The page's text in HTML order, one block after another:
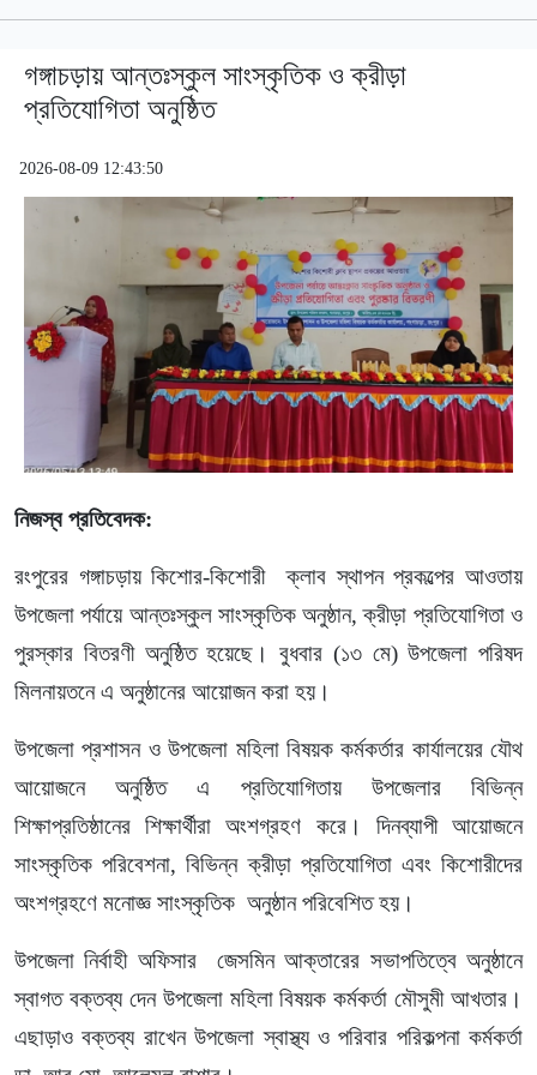
গঙ্গাচড়ায় আন্তঃস্কুল সাংস্কৃতিক ও ক্রীড়া
প্রতিযোগিতা অনুষ্ঠিত
2026-08-09 12:43:50
নিজস্ব প্রতিবেদক:
রংপুরের গঙ্গাচড়ায় কিশোর-কিশোরী ক্লাব স্থাপন প্রকল্পের আওতায়
উপজেলা পর্যায়ে আন্তঃস্কুল সাংস্কৃতিক অনুষ্ঠান, ক্রীড়া প্রতিযোগিতা ও
পুরস্কার বিতরণী অনুষ্ঠিত হয়েছে। বুধবার (১৩ মে) উপজেলা পরিষদ
মিলনায়তনে এ অনুষ্ঠানের আয়োজন করা হয়।
উপজেলা প্রশাসন ও উপজেলা মহিলা বিষয়ক কর্মকর্তার কার্যালয়ের যৌথ
আয়োজনে অনুষ্ঠিত এ প্রতিযোগিতায় উপজেলার বিভিন্ন
শিক্ষাপ্রতিষ্ঠানের শিক্ষার্থীরা অংশগ্রহণ করে। দিনব্যাপী আয়োজনে
সাংস্কৃতিক পরিবেশনা, বিভিন্ন ক্রীড়া প্রতিযোগিতা এবং কিশোরীদের
অংশগ্রহণে মনোজ্ঞ সাংস্কৃতিক অনুষ্ঠান পরিবেশিত হয়।
উপজেলা নির্বাহী অফিসার জেসমিন আক্তারের সভাপতিত্বে অনুষ্ঠানে
স্বাগত বক্তব্য দেন উপজেলা মহিলা বিষয়ক কর্মকর্তা মৌসুমী আখতার।
এছাড়াও বক্তব্য রাখেন উপজেলা স্বাস্থ্য ও পরিবার পরিকল্পনা কর্মকর্তা